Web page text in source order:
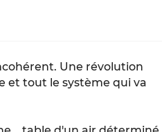
Une révolution
et tout le système qui va